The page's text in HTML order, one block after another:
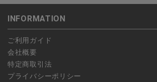
します。
予約商品など一部キャンセルが出来ない場合が
かじめご了承ください。
こちら よりご依頼ください。
INFORMATION
ご利用ガイド
会社概要
特定商取引法
プライバシーポリシー